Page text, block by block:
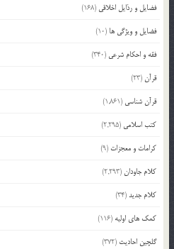
فضایل و رذایل اخلاقی (168)
فضایل و ویژگی ها (10)
فقه و احکام شرعی (340)
قرآن(23)
قرآن شناسی (1,861)
کتب اسلامی (2,295)
کرامات و معجزات (9)
کلام جاودان(2,293)
کلام جدید(34)
کمک های اولیه (116)
گلچین احادیث (372)